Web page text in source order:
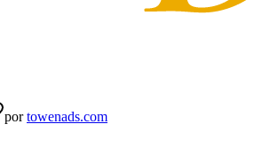
por towenads.com